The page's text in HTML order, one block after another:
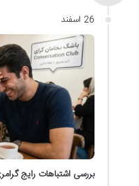
26 اسفند
بررسی اشتباهات رایج